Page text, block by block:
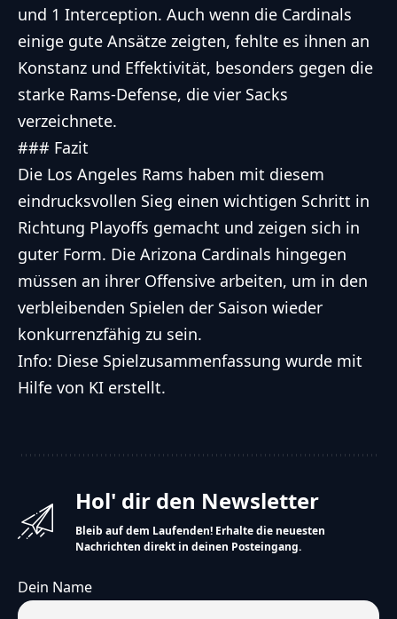
und 1 Interception. Auch wenn die Cardinals
einige gute Ansätze zeigten, fehlte es ihnen an
Konstanz und Effektivität, besonders gegen die
starke Rams-Defense, die vier Sacks
verzeichnete.
### Fazit
Die Los Angeles Rams haben mit diesem
eindrucksvollen Sieg einen wichtigen Schritt in
Richtung Playoffs gemacht und zeigen sich in
guter Form. Die Arizona Cardinals hingegen
müssen an ihrer Offensive arbeiten, um in den
verbleibenden Spielen der Saison wieder
konkurrenzfähig zu sein.
Info: Diese Spielzusammenfassung wurde mit
Hilfe von KI erstellt.
Hol' dir den Newsletter
Bleib auf dem Laufenden! Erhalte die neuesten
Nachrichten direkt in deinen Posteingang.
Dein Name